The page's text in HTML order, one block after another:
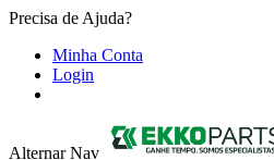
Precisa de Ajuda?
Minha Conta
Login
Alternar Nav